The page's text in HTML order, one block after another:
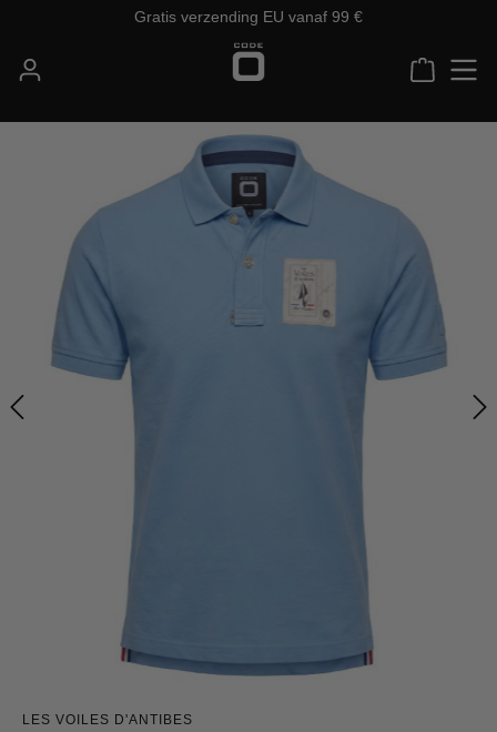
Ga naar de hoofdinhoudGratis verzending EU vanaf 99 €
Afbeeldingengalerij overslaan
LES VOILES D'ANTIBES